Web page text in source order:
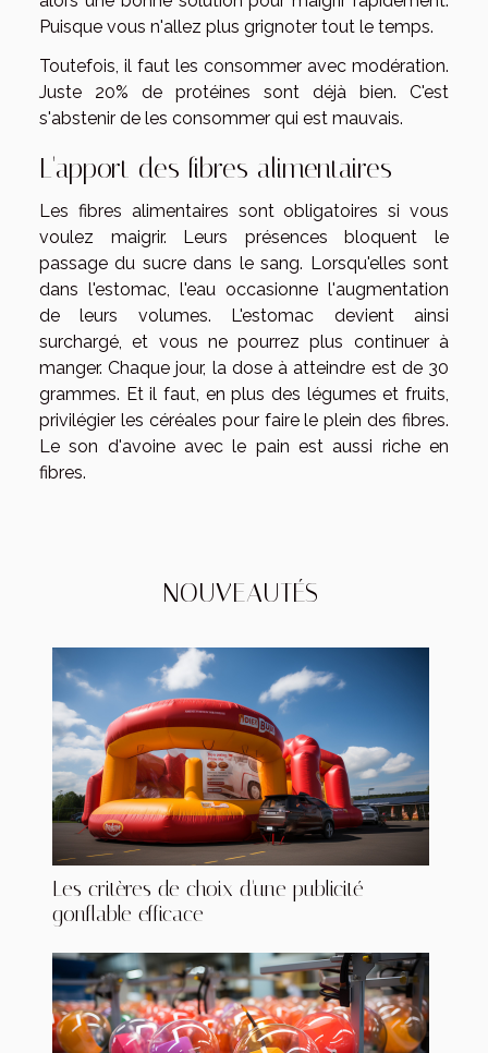
Puisque vous n'allez plus grignoter tout le temps.
Toutefois, il faut les consommer avec modération.
Juste 20% de protéines sont déjà bien. C'est
s'abstenir de les consommer qui est mauvais.
L'apport des fibres alimentaires
Les fibres alimentaires sont obligatoires si vous
voulez maigrir. Leurs présences bloquent le
passage du sucre dans le sang. Lorsqu'elles sont
dans l'estomac, l'eau occasionne l'augmentation
de leurs volumes. L'estomac devient ainsi
surchargé, et vous ne pourrez plus continuer à
manger. Chaque jour, la dose à atteindre est de 30
grammes. Et il faut, en plus des légumes et fruits,
privilégier les céréales pour faire le plein des fibres.
Le son d'avoine avec le pain est aussi riche en
fibres.
NOUVEAUTÉS
Les critères de choix d'une publicité
gonflable efficace